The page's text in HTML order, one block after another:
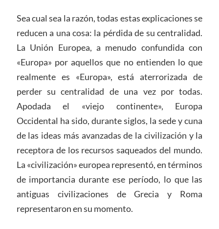
Sea cual sea la razón, todas estas explicaciones se
reducen a una cosa: la pérdida de su centralidad.
La Unión Europea, a menudo confundida con
«Europa» por aquellos que no entienden lo que
realmente es «Europa», está aterrorizada de
perder su centralidad de una vez por todas.
Apodada el «viejo continente», Europa
Occidental ha sido, durante siglos, la sede y cuna
de las ideas más avanzadas de la civilización y la
receptora de los recursos saqueados del mundo.
La «civilización» europea representó, en términos
de importancia durante ese período, lo que las
antiguas civilizaciones de Grecia y Roma
representaron en su momento.